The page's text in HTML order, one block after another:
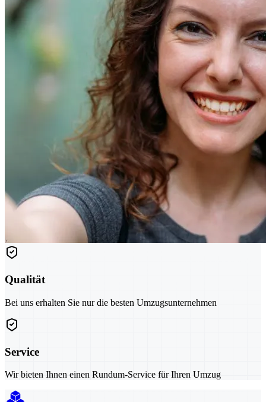
Qualität
Bei uns erhalten Sie nur die besten Umzugsunternehmen
Service
Wir bieten Ihnen einen Rundum-Service für Ihren Umzug